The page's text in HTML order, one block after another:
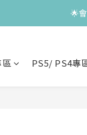
🌟
PS5/ PS4專